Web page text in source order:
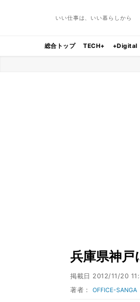
いい仕事は、いい暮らしから
総合トップ TECH+ +Digital
兵庫県神
掲載日 2012/11/20
著者：OFFICE-SANGA